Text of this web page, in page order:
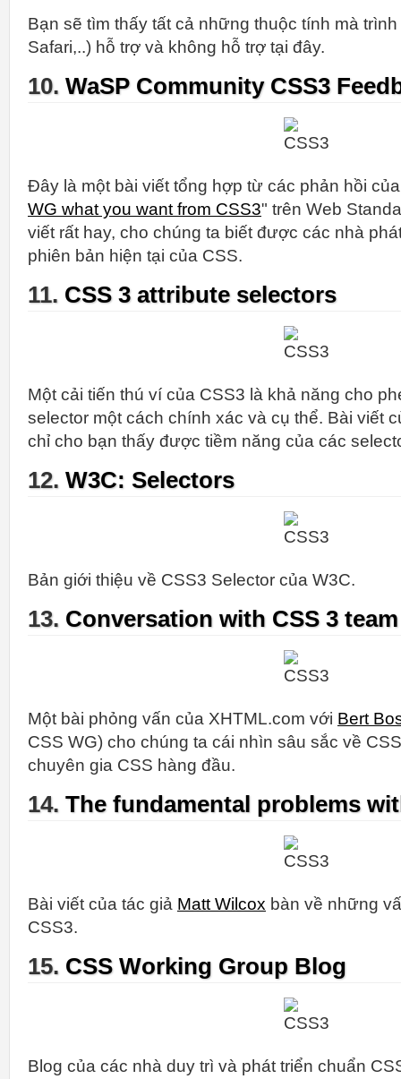
Bạn sẽ tìm thấy tất cả những thuộc tính mà
Safari,..) hỗ trợ và không hỗ trợ tại đây.
10. WaSP Community CSS3
Đây là một bài viết tổng hợp từ các phản hồi
WG what you want from CSS3" trên Web
viết rất hay, cho chúng ta biết được các nhà
phiên bản hiện tại của CSS.
11. CSS 3 attribute selectors
Một cải tiến thú ví của CSS3 là khả năng cho
selector một cách chính xác và cụ thể. Bài viết
chỉ cho bạn thấy được tiềm năng của các
12. W3C: Selectors
Bản giới thiệu về CSS3 Selector của W3C.
13. Conversation with CSS 3 team
Một bài phỏng vấn của XHTML.com với Bert
CSS WG) cho chúng ta cái nhìn sâu sắc về
chuyên gia CSS hàng đầu.
14. The fundamental problems
Bài viết của tác giả Matt Wilcox bàn về những
CSS3.
15. CSS Working Group Blog
Blog của các nhà duy trì và phát triển chuẩn